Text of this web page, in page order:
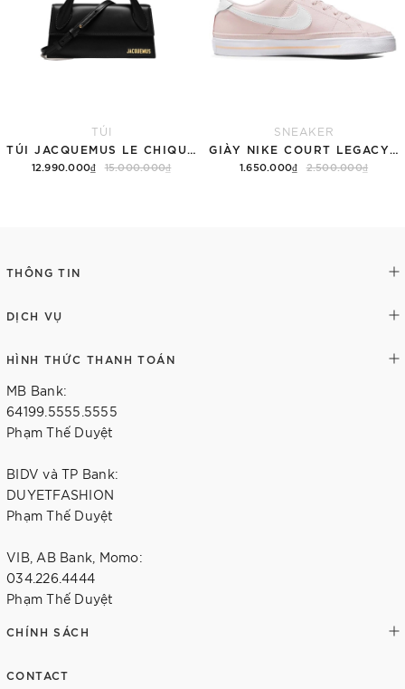
TÚI
12.990.000₫ 15.000.000₫
SNEAKER
1.650.000₫ 2.500.000₫
THÔNG TIN
DỊCH VỤ
HÌNH THỨC THANH TOÁN
MB Bank:
64199.5555.5555
Phạm Thế Duyệt
BIDV và TP Bank:
DUYETFASHION
Phạm Thế Duyệt
VIB, AB Bank, Momo:
034.226.4444
Phạm Thế Duyệt
CHÍNH SÁCH
CONTACT